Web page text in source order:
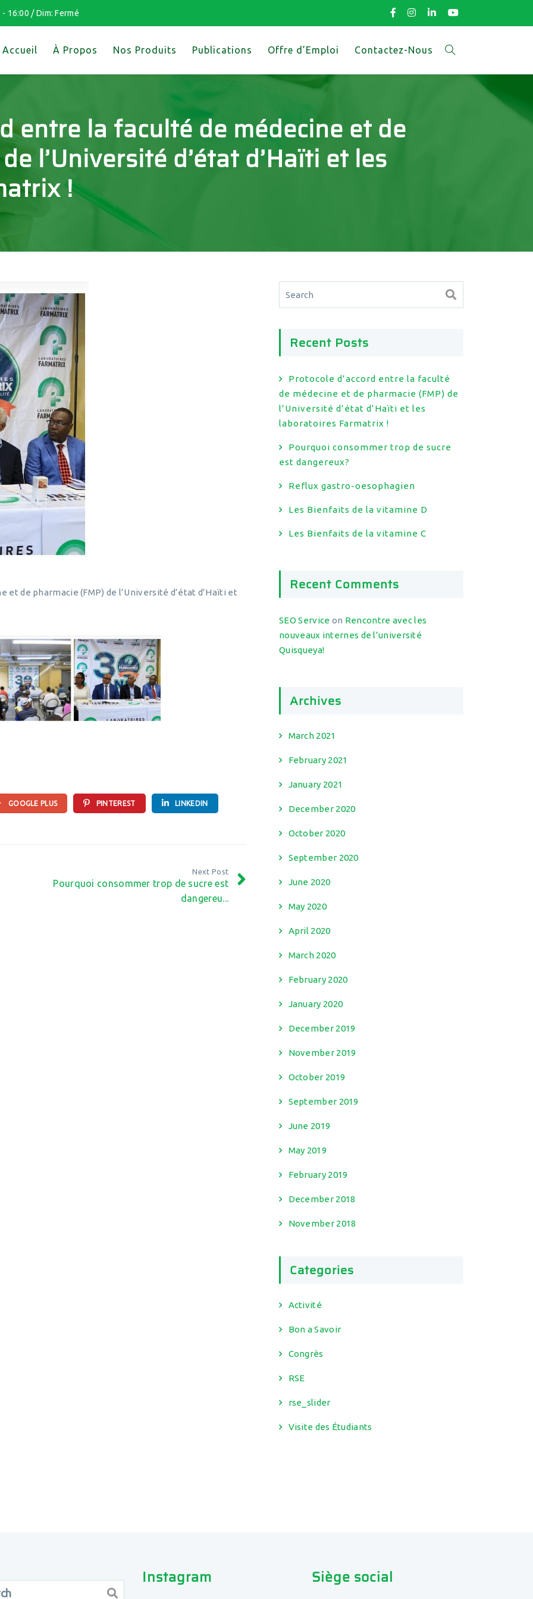
- 16:00 / Dim: Fermé
Accueil À Propos Nos Produits Publications Offre d’Emploi Contactez-Nous
entre la faculté de médecine et de
l’Université d’état d’Haïti et les
!
de pharmacie (FMP) de l’Université d’état d’Haïti et
GOOGLE PLUS PINTEREST LINKEDIN
Next Post
Pourquoi consommer trop de sucre est
dangereu...
Recent Posts
Protocole d’accord entre la faculté
de médecine et de pharmacie (FMP) de
l’Université d’état d’Haïti et les
laboratoires Farmatrix !
Pourquoi consommer trop de sucre
est dangereux?
Reflux gastro-oesophagien
Les Bienfaits de la vitamine D
Les Bienfaits de la vitamine C
Recent Comments
SEO Service on Rencontre avec les
nouveaux internes de l’université
Quisqueya!
Archives
March 2021
February 2021
January 2021
December 2020
October 2020
September 2020
June 2020
May 2020
April 2020
March 2020
February 2020
January 2020
December 2019
November 2019
October 2019
September 2019
June 2019
May 2019
February 2019
December 2018
November 2018
Categories
Activité
Bon a Savoir
Congrès
RSE
rse_slider
Visite des Étudiants
Instagram Siège social